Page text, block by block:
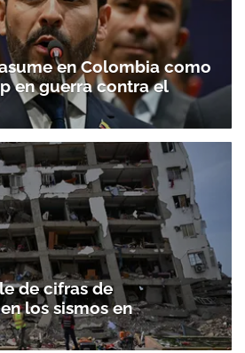
en Colombia como
en guerra contra el
de cifras de
los sismos en